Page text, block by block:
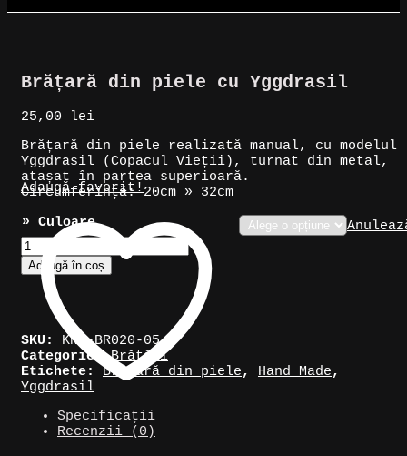
Brățară din piele cu Yggdrasil
25,00
lei
Brățară din piele realizată manual, cu modelul
Yggdrasil (Copacul Vieții), turnat din metal,
atașat în partea superioară.
Circumferință: 20cm » 32cm
» Culoare
Cantitate
Brățară
din
piele
Yggdrasil
Adaugă în coș
Adaugă favorit!
SKU: KNK-BR020-05
Categorie:Brățări
Etichete:Brățară din piele, Hand Made,
Yggdrasil
Specificații
Recenzii (0)